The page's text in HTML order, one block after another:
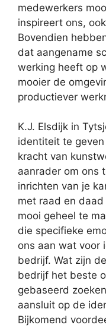
medewerkers
inspireert ons,
Bovendien
dat aangename
werking heeft op
mooier de
productiever
K.J. Elsdijk in
identiteit te
kracht van
aanrader om ons
inrichten van je
met raad en
mooi geheel te
die specifieke
ons aan wat voor
bedrijf. Wat zijn
bedrijf het beste
gebaseerd
aansluit op de
Bijkomend